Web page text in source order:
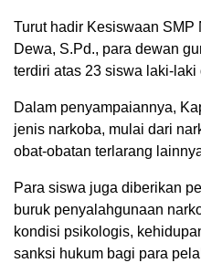
Turut hadir Kesiswaan SMP
Dewa, S.Pd., para dewan
terdiri atas 23 siswa laki-
Dalam penyampaiannya,
jenis narkoba, mulai dari
obat-obatan terlarang
Para siswa juga diberikan
buruk penyalahgunaan
kondisi psikologis,
sanksi hukum bagi para